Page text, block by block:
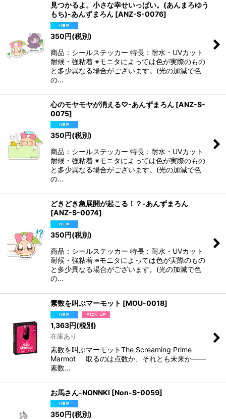
見つかるよ。小さな幸せいっぱい。(あんまろゆう
もち)-あんずまろん [ANZ-S-0076]
350円(税別)
商品：シールステッカー 特長：耐水・UVカット
耐候・強粘着 ※モニタによっては色が実際のもの
と多少異なる場合がございます。(光の加減で色
の…
心のモヤモヤが消える♡-あんずまろん [ANZ-S-
0075]
350 円(税別)
商品：シールステッカー 特長：耐水・UVカット
耐候・強粘着 ※モニタによっては色が実際のもの
と多少異なる場合がございます。(光の加減で色
の…
どきどき急展開が起こる！？-あんずまろん
[ANZ-S-0074]
350円(税別)
商品：シールステッカー 特長：耐水・UVカット
耐候・強粘着 ※モニタによっては色が実際のもの
と多少異なる場合がございます。(光の加減で色
の…
素数を叫ぶマーモット [MOU-0018]
1,363円(税別)
在庫あり
素数を叫ぶマーモットThe Screaming Prime
Marmot 取るのは点数か、それとも未来か——
素数…
お馬さん-NONNKI [Non-S-0059]
350 円(税別)